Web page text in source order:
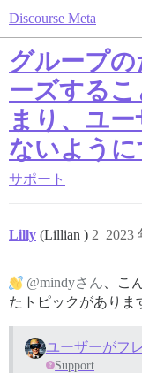
Discourse Meta
グループ
ーズする
まり、ユ
ないよう
サポート
Lilly (Lillian ) 2023
2
@mindyさん 、こ
たトピックがありま
ユーザーがフ
Support